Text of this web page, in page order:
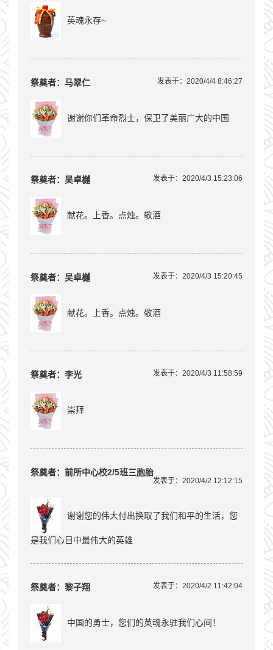
英魂永存~
祭奠者：马翠仁 发表于：2020/4/4 8:46:27
谢谢你们革命烈士，保卫了美丽广大的中国
祭奠者：吴卓樾 发表于：2020/4/3 15:23:06
献花。上香。点烛。敬酒
祭奠者：吴卓樾 发表于：2020/4/3 15:20:45
献花。上香。点烛。敬酒
祭奠者：李光 发表于：2020/4/3 11:58:59
崇拜
祭奠者：前所中心校2/5班三胞胎
发表于：2020/4/2 12:12:15
谢谢您的伟大付出换取了我们和平的生活，您
是我们心目中最伟大的英雄
祭奠者：黎子翔 发表于：2020/4/2 11:42:04
中国的勇士，您们的英魂永驻我们心间！